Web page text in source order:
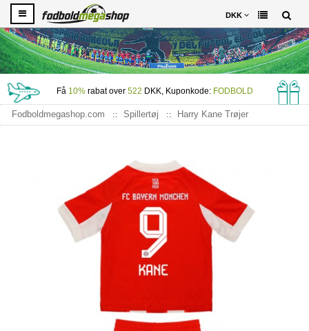
DKK
Få 10%rabat over 522 DKK, Kuponkode: FODBOLD
Fodboldmegashop.com Spillertøj
Harry Kane Trøjer